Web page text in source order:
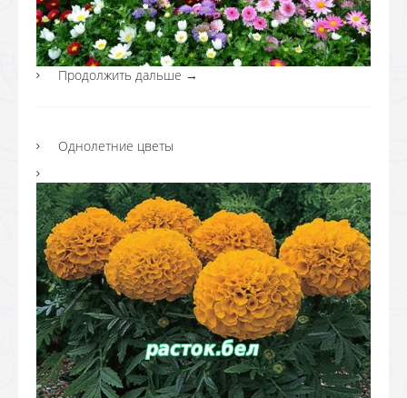
Продолжить дальше →
Однолетние цветы